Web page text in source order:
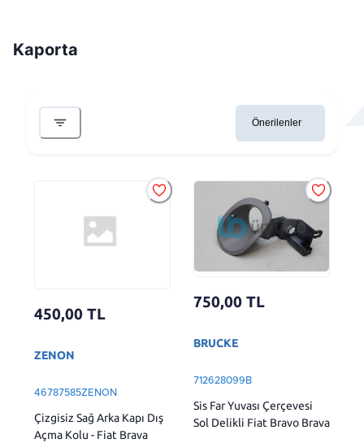
Kaporta
450,00 TL
ZENON
46787585ZENON
Çizgisiz Sağ Arka Kapı Dış
Açma Kolu - Fiat Brava
750,00 TL
BRUCKE
712628099B
Sis Far Yuvası Çerçevesi
Sol Delikli Fiat Bravo Brava